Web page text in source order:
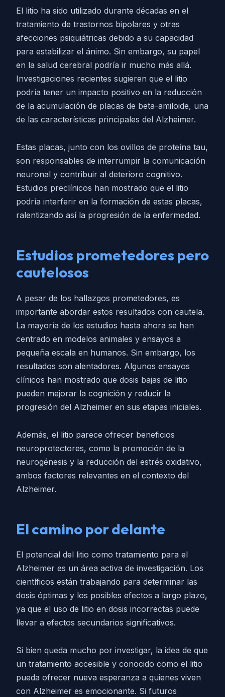
El litio ha sido utilizado durante décadas en el
tratamiento de trastornos bipolares y otras
afecciones psiquiátricas debido a su capacidad
para estabilizar el ánimo. Sin embargo, su papel
en la salud cerebral podría ir mucho más allá.
Investigaciones recientes sugieren que el litio
podría tener un impacto positivo en la reducción
de la acumulación de placas de beta-amiloide, una
de las características principales del Alzheimer.
Estas placas, junto con los ovillos de proteína tau,
son responsables de interrumpir la comunicación
neuronal y contribuir al deterioro cognitivo.
Estudios preclínicos han mostrado que el litio
podría interferir en la formación de estas placas,
ralentizando así la progresión de la enfermedad.
Estudios prometedores pero
cautelosos
A pesar de los hallazgos prometedores, es
importante abordar estos resultados con cautela.
La mayoría de los estudios hasta ahora se han
centrado en modelos animales y ensayos a
pequeña escala en humanos. Sin embargo, los
resultados son alentadores. Algunos ensayos
clínicos han mostrado que dosis bajas de litio
pueden mejorar la cognición y reducir la
progresión del Alzheimer en sus etapas iniciales.
Además, el litio parece ofrecer beneficios
neuroprotectores, como la promoción de la
neurogénesis y la reducción del estrés oxidativo,
ambos factores relevantes en el contexto del
Alzheimer.
El camino por delante
El potencial del litio como tratamiento para el
Alzheimer es un área activa de investigación. Los
científicos están trabajando para determinar las
dosis óptimas y los posibles efectos a largo plazo,
ya que el uso de litio en dosis incorrectas puede
llevar a efectos secundarios significativos.
Si bien queda mucho por investigar, la idea de que
un tratamiento accesible y conocido como el litio
pueda ofrecer nueva esperanza a quienes viven
con Alzheimer es emocionante. Si futuros